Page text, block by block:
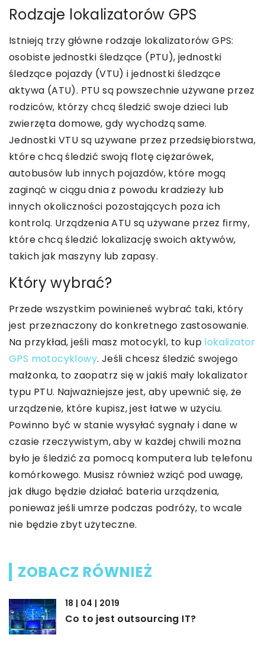
Rodzaje lokalizatorów GPS
Istnieją trzy główne rodzaje lokalizatorów GPS:
osobiste jednostki śledzące (PTU), jednostki
śledzące pojazdy (VTU) i jednostki śledzące
aktywa (ATU). PTU są powszechnie używane przez
rodziców, którzy chcą śledzić swoje dzieci lub
zwierzęta domowe, gdy wychodzą same.
Jednostki VTU są używane przez przedsiębiorstwa,
które chcą śledzić swoją flotę ciężarówek,
autobusów lub innych pojazdów, które mogą
zaginąć w ciągu dnia z powodu kradzieży lub
innych okoliczności pozostających poza ich
kontrolą. Urządzenia ATU są używane przez firmy,
które chcą śledzić lokalizację swoich aktywów,
takich jak maszyny lub zapasy.
Który wybrać?
Przede wszystkim powinieneś wybrać taki, który
jest przeznaczony do konkretnego zastosowanie.
Na przykład, jeśli masz motocykl, to kup lokalizator
GPS motocyklowy. Jeśli chcesz śledzić swojego
małżonka, to zaopatrz się w jakiś mały lokalizator
typu PTU. Najważniejsze jest, aby upewnić się, że
urządzenie, które kupisz, jest łatwe w użyciu.
Powinno być w stanie wysyłać sygnały i dane w
czasie rzeczywistym, aby w każdej chwili można
było je śledzić za pomocą komputera lub telefonu
komórkowego. Musisz również wziąć pod uwagę,
jak długo będzie działać bateria urządzenia,
ponieważ jeśli umrze podczas podróży, to wcale
nie będzie zbyt użyteczne.
ZOBACZ RÓWNIEŻ
18 | 04 | 2019
Co to jest outsourcing IT?